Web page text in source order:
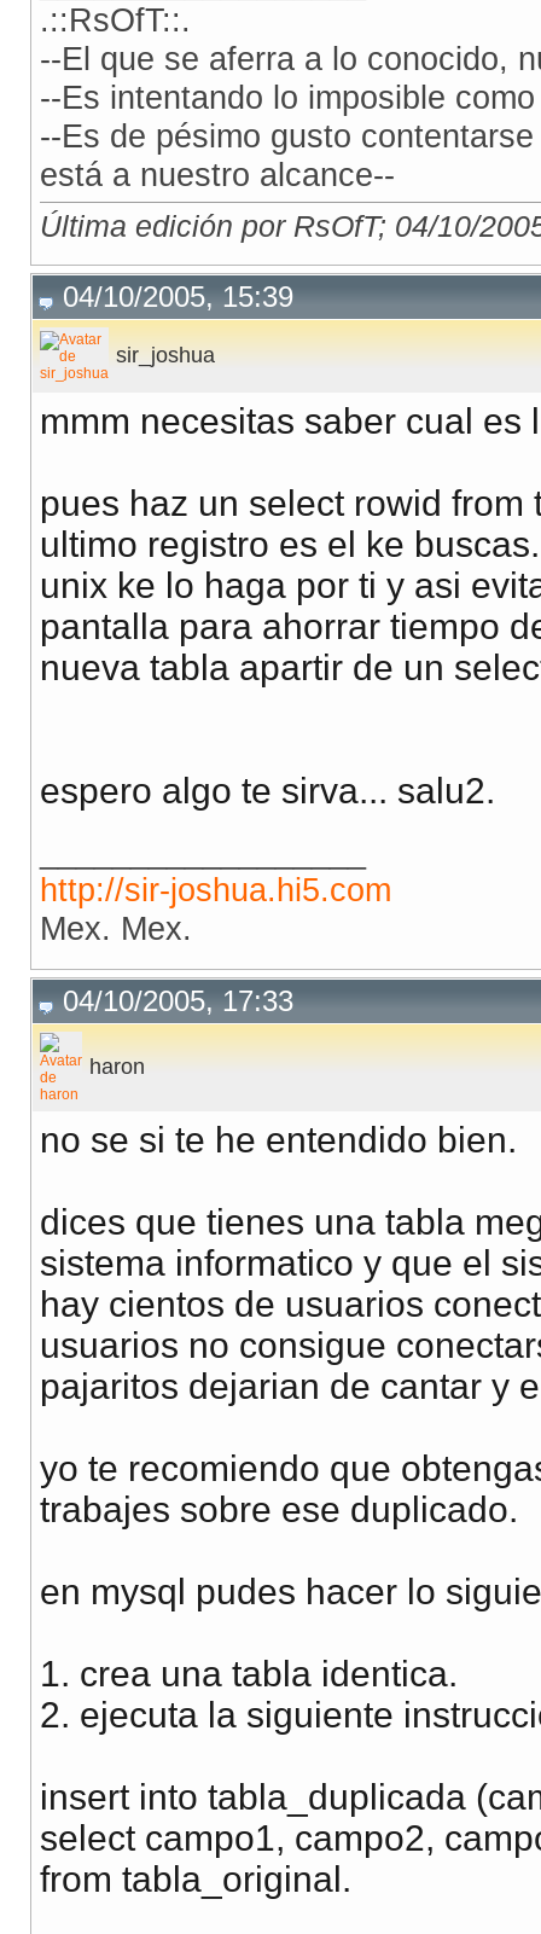
.::RsOfT::.
--El que se aferra a lo conocido,
--Es intentando lo imposible
--Es de pésimo gusto
está a nuestro alcance--
Última edición por RsOfT; 04/10/
04/10/2005, 15:39
sir_joshua
mmm necesitas saber cual es
pues haz un select rowid
ultimo registro es el ke
unix ke lo haga por ti y asi
pantalla para ahorrar tiempo
nueva tabla apartir de un
espero algo te sirva... salu2.
http://sir-joshua.hi5.com
Mex. Mex.
04/10/2005, 17:33
haron
no se si te he entendido bien.
dices que tienes una tabla
sistema informatico y que el
hay cientos de usuarios
usuarios no consigue
pajaritos dejarian de cantar y
yo te recomiendo que
trabajes sobre ese duplicado.
en mysql pudes hacer lo
1. crea una tabla identica.
2. ejecuta la siguiente
insert into tabla_duplicada
select campo1, campo2,
from tabla_original.